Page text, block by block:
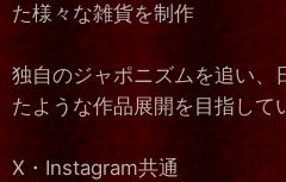
た様々な雑貨を制作
独自のジャポニズムを追い、
たような作品展開を目指して
X・Instagram共通